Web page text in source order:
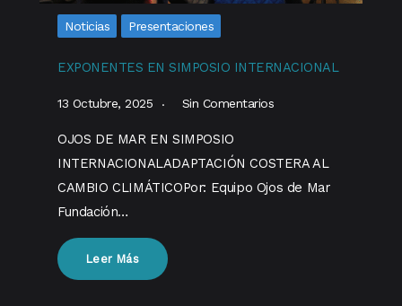
Noticias Presentaciones
EXPONENTES EN SIMPOSIO INTERNACIONAL
13 Octubre, 2025 Sin Comentarios
OJOS DE MAR EN SIMPOSIO
INTERNACIONALADAPTACIÓN COSTERA AL
CAMBIO CLIMÁTICOPor: Equipo Ojos de Mar
Fundación…
Leer Más